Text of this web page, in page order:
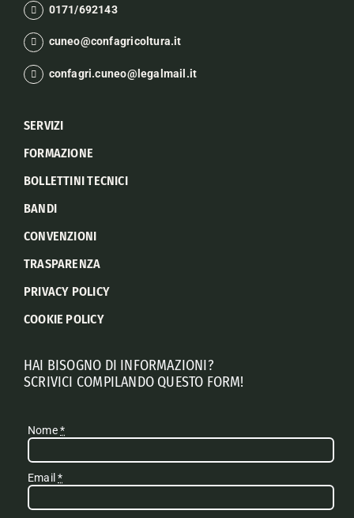
0171/692143
cuneo@confagricoltura.it
confagri.cuneo@legalmail.it
SERVIZI
FORMAZIONE
BOLLETTINI TECNICI
BANDI
CONVENZIONI
TRASPARENZA
PRIVACY POLICY
COOKIE POLICY
HAI BISOGNO DI INFORMAZIONI?
SCRIVICI COMPILANDO QUESTO FORM!
Nome*
Email*